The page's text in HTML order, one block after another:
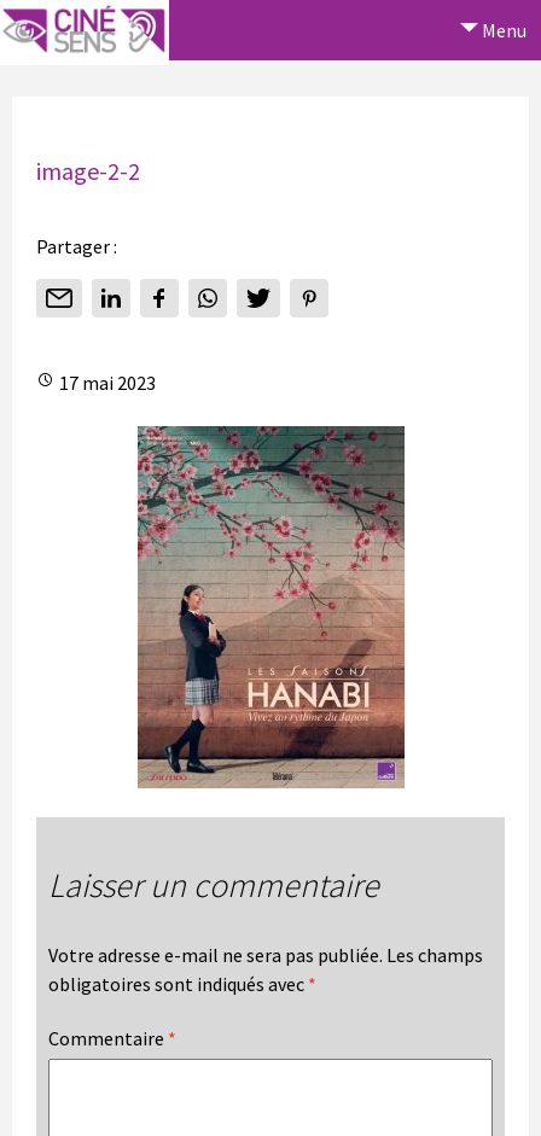
Menu
image-2-2
Partager :
17 mai 2023
Laisser un commentaire
Votre adresse e-mail ne sera pas publiée. Les champs
obligatoires sont indiqués avec *
Commentaire *